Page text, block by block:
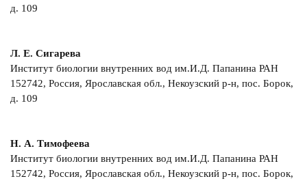
д. 109
Л. Е. Сигарева
Институт биологии внутренних вод им.И.Д. Папанина РАН
152742, Россия, Ярославская обл., Некоузский р-н, пос. Борок,
д. 109
Н. А. Тимофеева
Институт биологии внутренних вод им.И.Д. Папанина РАН
152742, Россия, Ярославская обл., Некоузский р-н, пос. Борок,